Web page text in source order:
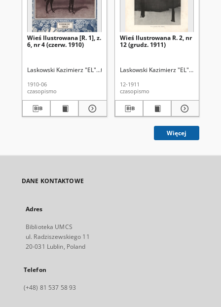
Wieś Ilustrowana [R. 1], z.
6, nr 4 (czerw. 1910)
Laskowski Kazimierz "EL". Od z. 3 (marzec 1912) red. i wyd.
1910-06
czasopismo
Wieś Ilustrowana R. 2, nr
12 (grudz. 1911)
Laskowski Kazimierz "EL". Red.
12-1911
czasopismo
Więcej
DANE KONTAKTOWE
Adres
Biblioteka UMCS
ul. Radziszewskiego 11
20-031 Lublin, Poland
Telefon
(+48) 81 537 58 93